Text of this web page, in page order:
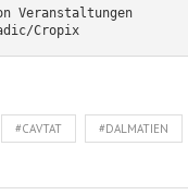
Veranstaltungen
Cropix
#CAVTAT #DALMATIEN